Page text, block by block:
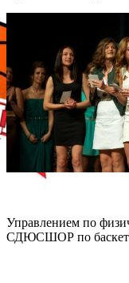
Управлением по
СДЮСШОР по